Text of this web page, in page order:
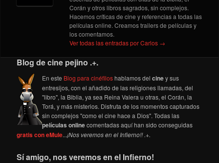
Corán y otros libros sagrados, sin complejos.
Hacemos críticas de cine y referencias a todas las
películas online. Creamos trailers de películas y
los comentamos.
Ver todas las entradas por Carlos →
Blog de cine pejino .+.
En este Blog para cinéfiloshablamos delciney sus
entresijos, con el añadido de las religiones llamadas, del
"libro", la Biblia, ya sea Reina Valera u otras, el Corán, la
Torá, y más misterios. Disfruta de los momentos capturados
sin complejos "como el cine hace a Dios". Todas las
películas onlinecomentadas aquí han sido conseguidas
gratis con eMule...¡Nos veremos en el Infierno!! .+.
Sí amigo, nos veremos en el Infierno!